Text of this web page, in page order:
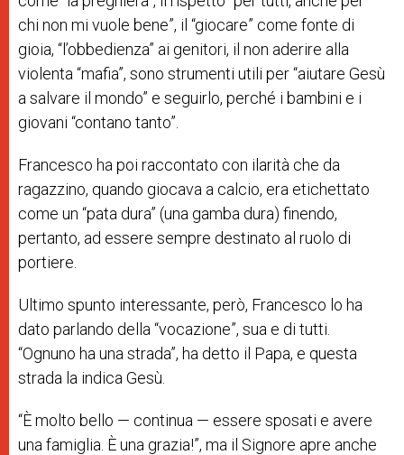
chi non mi vuole bene”, il “giocare” come fonte di
gioia, “l’obbedienza” ai genitori, il non aderire alla
violenta “mafia”, sono strumenti utili per “aiutare Gesù
a salvare il mondo” e seguirlo, perché i bambini e i
giovani “contano tanto”.
Francesco ha poi raccontato con ilarità che da
ragazzino, quando giocava a calcio, era etichettato
come un “pata dura” (una gamba dura) finendo,
pertanto, ad essere sempre destinato al ruolo di
portiere.
Ultimo spunto interessante, però, Francesco lo ha
dato parlando della “vocazione”, sua e di tutti.
“Ognuno ha una strada”, ha detto il Papa, e questa
strada la indica Gesù.
“È molto bello — continua — essere sposati e avere
una famiglia. È una grazia!”, ma il Signore apre anche